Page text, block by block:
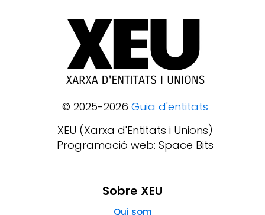
© 2025-2026 Guia d'entitats
XEU (Xarxa d'Entitats i Unions)
Programació web: Space Bits
Sobre XEU
Qui som